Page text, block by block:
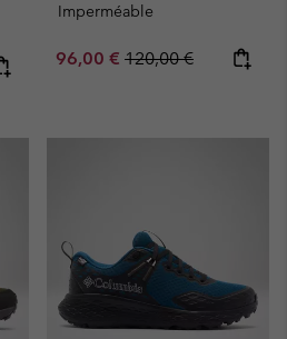
Imperméable
Sale price:
96,00 € Regular price:
120,00 €